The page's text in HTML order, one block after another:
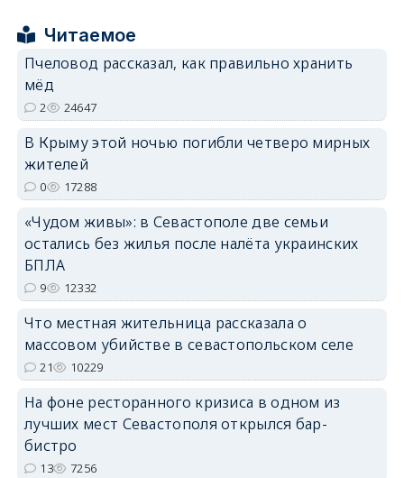
erid: 2SDnjdvhGXG
Читаемое
Пчеловод рассказал, как правильно хранить
мёд
2 24647
В Крыму этой ночью погибли четверо мирных
жителей
0 17288
«Чудом живы»: в Севастополе две семьи
остались без жилья после налёта украинских
БПЛА
9 12332
Что местная жительница рассказала о
массовом убийстве в севастопольском селе
21 10229
На фоне ресторанного кризиса в одном из
лучших мест Севастополя открылся бар-
бистро
13 7256